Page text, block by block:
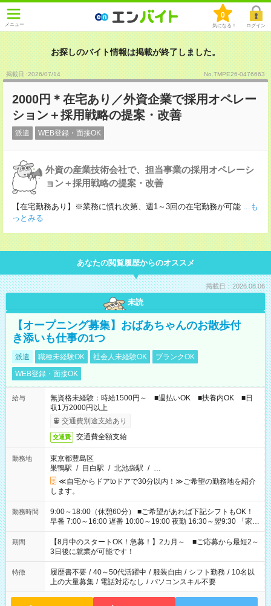
メニュー
0
気になる！ ログイン
お探しのバイト情報は掲載が終了しました。
掲載日 :2026/07/14 No.TMPE26-0476663
2000円＊在宅あり／外資企業で採用オペレー
ション＋採用戦略の提案・改善
派遣 WEB登録・面接OK
外資の産業技術会社で、担当事業の採用オペレーシ
ョン＋採用戦略の提案・改善
【在宅勤務あり】※業務に慣れ次第、週1～3回の在宅勤務が可能 ...も
っとみる
あなたの閲覧履歴からのオススメ
掲載日：2026.08.06
未読
【オープニング募集】おばあちゃんのお散歩付
き添いも仕事の1つ
派遣 職種未経験OK 社会人未経験OK
ブランクOK
WEB登録・面接OK
給与
無資格未経験：時給1500円～ ■週払いOK ■扶養内OK ■日
収1万2000円以上
交通費別途支給あり
交通費 交通費全額支給
勤務地
東京都豊島区
巣鴨駅 / 目白駅 / 北池袋駅 / …
≪自宅からドアtoドアで30分以内！≫ご希望の勤務地を紹介
します。
勤務時間
9:00～18:00（休憩60分） ■ご希望があれば下記シフトもOK！
早番 7:00～16:00 遅番 10:00～19:00 夜勤 16:30～翌9:30 「家族
と休みを合わせたい」 「余裕を持って夕飯の準備がしたい」
「できれば残業はしたくない」 など、ご希望を教えてください
ね。 ※Wワーク希望の方へ 今ご覧のお仕事で希望する勤務時間
と、もう1つのお仕事の勤務時間。 合計で週40時間を超える場
合は応募できません。
期間
【8月中のスタートOK！急募！】2カ月～ ■ご応募から最短2～
3日後に就業が可能です！
特徴 履歴書不要 / 40～50代活躍中 / 服装自由 / シフト勤務 / 10名以
上の大量募集 / 電話対応なし / パソコンスキル不要